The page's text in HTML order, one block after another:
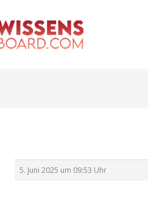
5. Juni 2025 um 09:53 Uhr